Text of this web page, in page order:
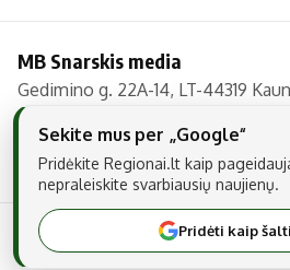
Panevėžio miesto
Šiaulių miesto
Alytaus miesto
Marijampolės
Redakcija
MB Snarskis media
Gedimino g. 22A-14, LT-44319
Tel.: +370 606 17737
El. paštas: info@regionai.lt
© 2026 Visos teisės saugomos.
draudžiama.
Sekite mus per „Google“
Pridėkite Regionai.lt kaip
nepraleiskite svarbiausių naujienų.
Pridėti kaip